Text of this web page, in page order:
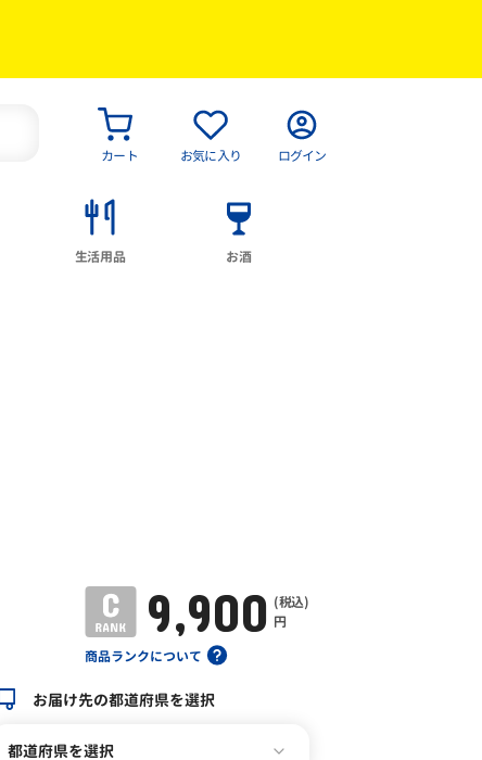
カート お気に入り ログイン
生活用品 お酒
商品ランクについて
9,900 (税込)
円
お届け先の都道府県を選択
都道府県を選択